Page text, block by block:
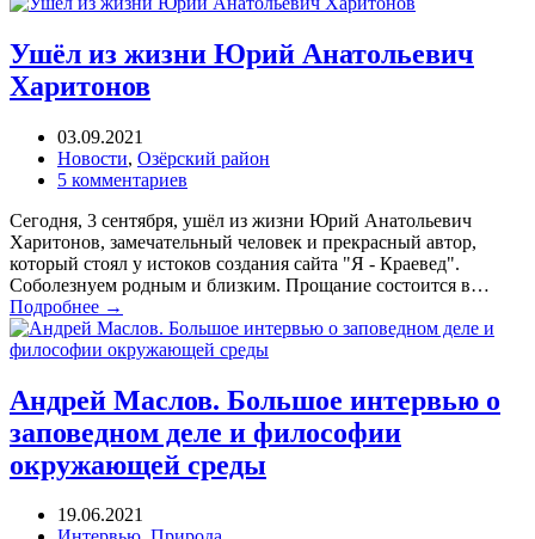
Ушёл из жизни Юрий Анатольевич
Харитонов
03.09.2021
Новости, Озёрский район
5 комментариев
Сегодня, 3 сентября, ушёл из жизни Юрий Анатольевич
Харитонов, замечательный человек и прекрасный автор,
который стоял у истоков создания сайта "Я - Краевед".
Соболезнуем родным и близким. Прощание состоится в…
Подробнее →
Андрей Маслов. Большое интервью о
заповедном деле и философии
окружающей среды
19.06.2021